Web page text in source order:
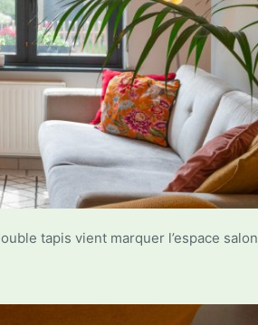
tapis vient marquer l’espace salon